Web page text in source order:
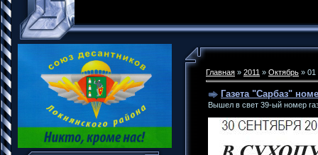
Главная » 2011 » Октябрь » 01
Газета "Сарбаз"
Вышел в свет 39-ый номер